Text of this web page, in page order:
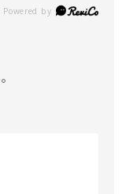
Powered by